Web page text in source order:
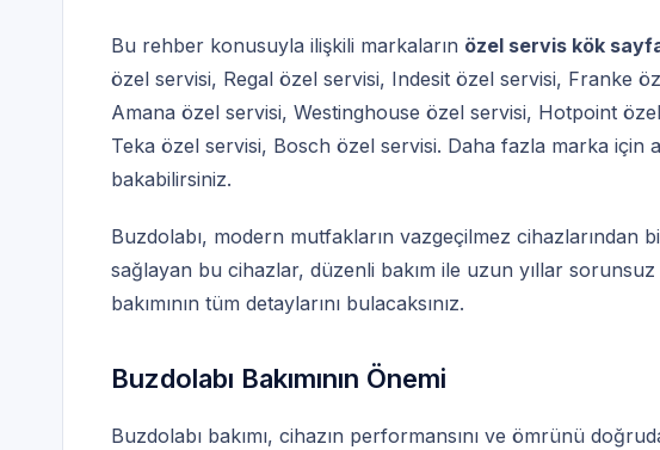
Bu rehber konusuyla ilişkili markaların özel servis kök
özel servisi, Regal özel servisi, Indesit özel servisi, Franke
Amana özel servisi, Westinghouse özel servisi, Hotpoint
Teka özel servisi, Bosch özel servisi. Daha fazla marka için
bakabilirsiniz.
Buzdolabı, modern mutfakların vazgeçilmez cihazlarından
sağlayan bu cihazlar, düzenli bakım ile uzun yıllar
bakımının tüm detaylarını bulacaksınız.
Buzdolabı Bakımının Önemi
Buzdolabı bakımı, cihazın performansını ve ömrünü